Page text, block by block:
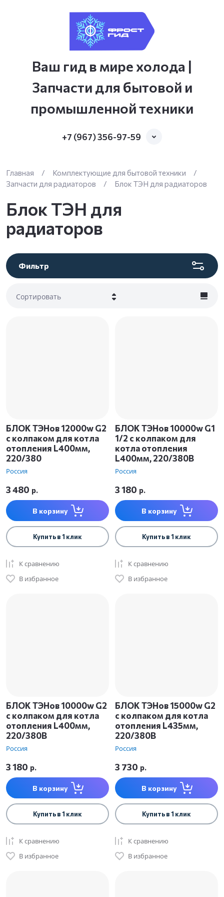
Ваш гид в мире холода |
Запчасти для бытовой и
промышленной техники
+7 (967) 356-97-59
Главная / Комплектующие для бытовой техники
/
Запчасти для радиаторов
/ Блок ТЭН для радиаторов
Блок ТЭН для
радиаторов
Фильтр
Сортировать
БЛОК ТЭНов 12000w G2
с колпаком для котла
отопления L400мм,
220/380
Россия
3 480 р.
В корзину
Купить в 1 клик
К сравнению
В избранное
БЛОК ТЭНов 10000w G1
1/2 с колпаком для
котла отопления
L400мм, 220/380В
Россия
3 180 р.
В корзину
Купить в 1 клик
К сравнению
В избранное
БЛОК ТЭНов 10000w G2
с колпаком для котла
отопления L400мм,
220/380В
Россия
3 180 р.
В корзину
Купить в 1 клик
К сравнению
В избранное
БЛОК ТЭНов 15000w G2
с колпаком для котла
отопления L435мм,
220/380В
Россия
3 730 р.
В корзину
Купить в 1 клик
К сравнению
В избранное